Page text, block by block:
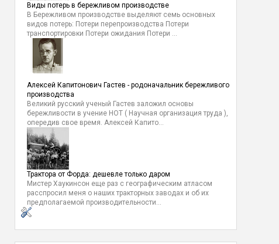
Виды потерь в бережливом производстве
В Бережливом производстве выделяют семь основных
видов потерь: Потери перепроизводства Потери
транспортировки Потери ожидания Потери ...
Алексей Капитонович Гастев - родоначальник бережливого
производства
Великий русский ученый Гастев заложил основы
бережливости в учение НОТ ( Научная организация труда ),
опередив свое время. Алексей Капито...
Трактора от Форда: дешевле только даром
Мистер Хаукинсон еще раз с географическим атласом
расспросил меня о наших тракторных заводах и об их
предполагаемой производительности...